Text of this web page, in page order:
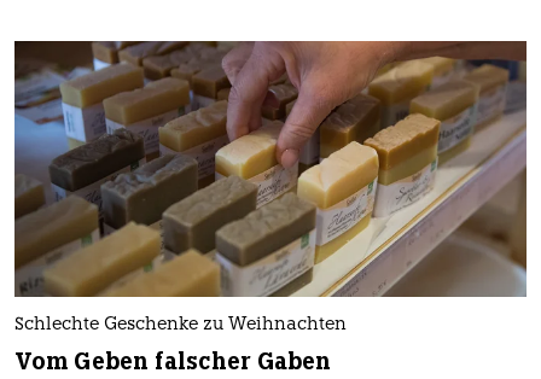
Schlechte Geschenke zu Weihnachten
Vom Geben falscher Gaben